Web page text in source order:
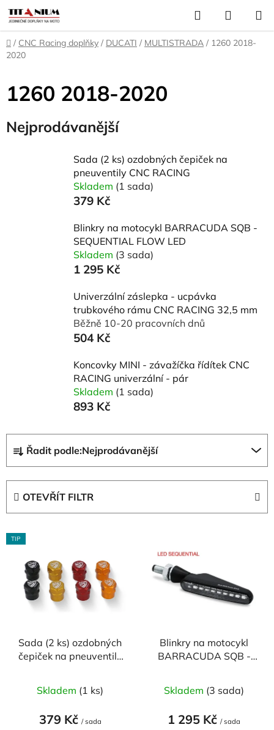
Přejít
na
obsah
Hledat
KOŠÍK
Domů
/ CNC Racing doplňky / DUCATI / MULTISTRADA / 1260 2018-
2020
1260 2018-2020
Nejprodávanější
Sada (2 ks) ozdobných čepiček na
pneuventily CNC RACING
Skladem (1 sada)
379 Kč
Blinkry na motocykl BARRACUDA SQB -
SEQUENTIAL FLOW LED
Skladem (3 sada)
1 295 Kč
Univerzální záslepka - ucpávka
trubkového rámu CNC RACING 32,5 mm
Běžně 10-20 pracovních dnů
504 Kč
Koncovky MINI - závažíčka řídítek CNC
RACING univerzální - pár
Skladem (1 sada)
893 Kč
a
z
p
Řadit podle:Nejprodávanější
OTEVŘÍT FILTR
V
ý
TIP
Sada (2 ks) ozdobných
čepiček na pneuventily
hodnocení
produktu
Skladem (1 ks)
379 Kč / sada
Blinkry na motocykl
BARRACUDA SQB -
Skladem (3 sada)
1 295 Kč / sada